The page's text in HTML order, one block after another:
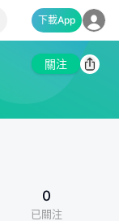
下載App
關注
0
已關注